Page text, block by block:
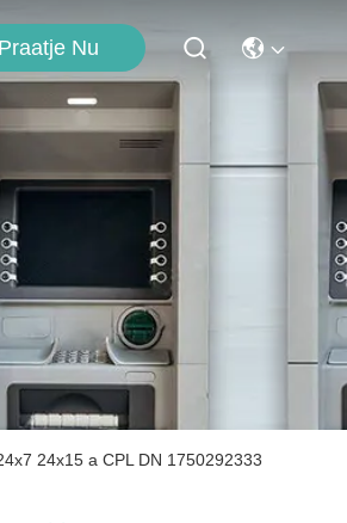
Praatje Nu
24x15 a CPL DN 1750292333